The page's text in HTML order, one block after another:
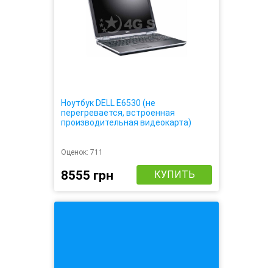
Ноутбук DELL E6530 (не
перегревается, встроенная
производительная видеокарта)
Оценок: 711
8555 грн КУПИТЬ